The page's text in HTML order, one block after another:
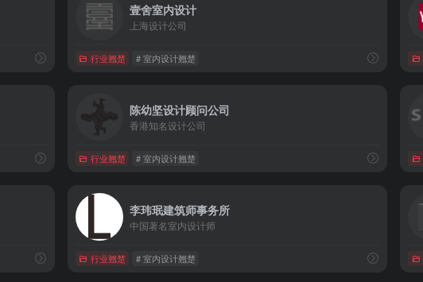
壹舍室内设计
上海设计公司
行业翘楚 # 室内设计翘楚
陈幼坚设计顾问公司
香港知名设计公司
行业翘楚 # 室内设计翘楚
李玮珉建筑师事务所
中国著名室内设计师
行业翘楚 # 室内设计翘楚